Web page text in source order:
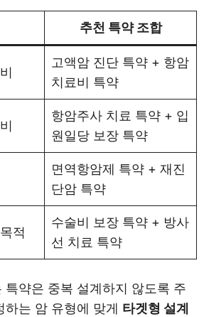
추천 특약 조합
고액암 진단 특약 + 항암
치료비 특약
항암주사 치료 특약 + 입
원일당 보장 특약
면역항암제 특약 + 재진
단암 특약
적
수술비 보장 특약 + 방사
선 치료 특약
특약은 중복 설계하지 않도록 주
하는 암 유형에 맞게 타겟형 설계